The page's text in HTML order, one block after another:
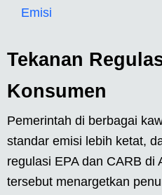
Emisi
Tekanan
Konsumen
Pemerintah di berbagai
standar emisi lebih ketat,
regulasi EPA dan CARB di
tersebut menargetkan